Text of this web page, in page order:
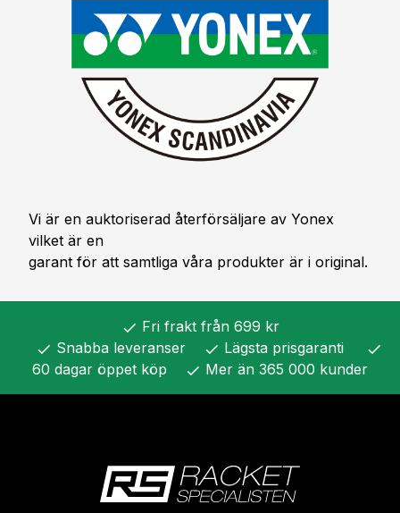
Vi är en auktoriserad återförsäljare av Yonex
vilket är en
garant för att samtliga våra produkter är i original.
check Fri frakt från 699 kr
check Snabba leveranser check Lägsta prisgaranti check
60 dagar öppet köp check Mer än 365 000 kunder